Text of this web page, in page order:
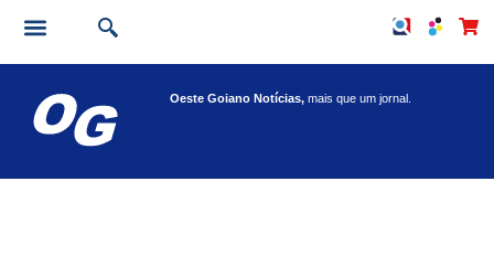
Oeste Goiano Notícias,mais que um jornal.